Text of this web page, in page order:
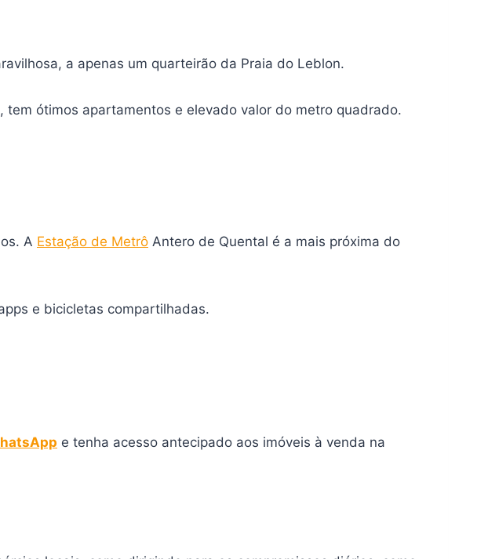
a apenas um quarteirão da Praia do Leblon.
ótimos apartamentos e elevado valor do metro quadrado.
A Estação de Metrô Antero de Quental é a mais próxima do
e bicicletas compartilhadas.
e tenha acesso antecipado aos imóveis à venda na